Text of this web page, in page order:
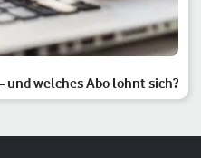
und welches Abo lohnt sich?